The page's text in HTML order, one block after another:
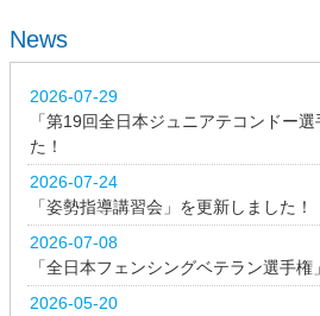
News
2026-07-29
「第19回全日本ジュニアテコンドー
た！
2026-07-24
「姿勢指導講習会」を更新しました！
2026-07-08
「全日本フェンシングベテラン選手権
2026-05-20